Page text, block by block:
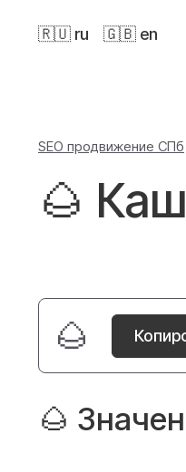
🇷🇺 ru 🇬🇧 en
SEO продвижение СПб
🌰
🌰
🌰